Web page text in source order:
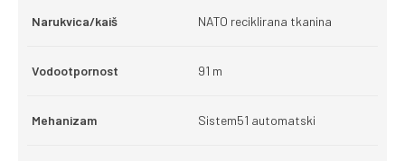
Narukvica/kaiš NATO reciklirana tkanina
Vodootpornost 91 m
Mehanizam Sistem51 automatski